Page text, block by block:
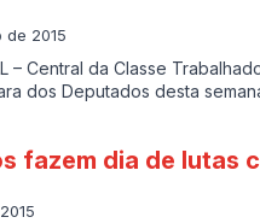
de 2015
– Central da Classe
dos Deputados desta
fazem dia de lutas